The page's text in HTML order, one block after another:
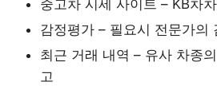
중고차 시세 사이트 – KB차
감정평가 – 필요시 전문가의
최근 거래 내역 – 유사 차종
고